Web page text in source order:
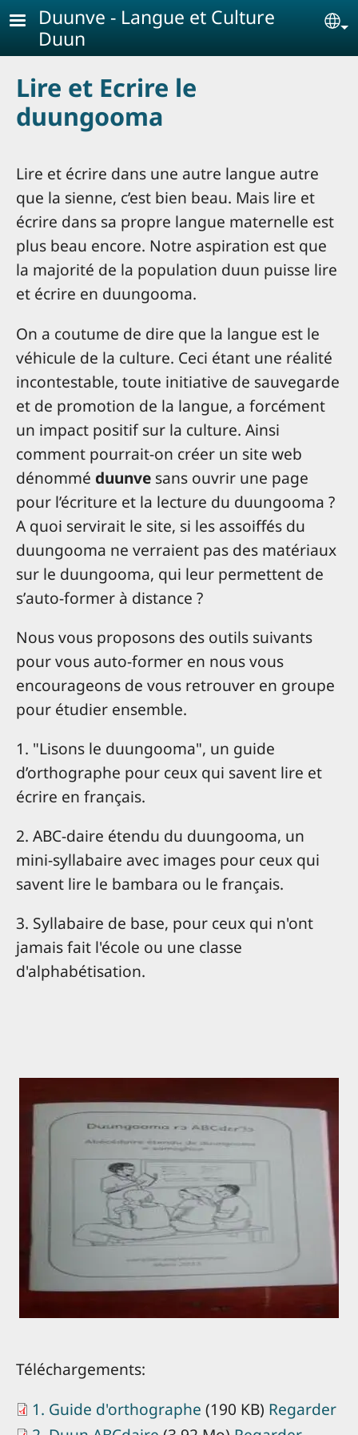
Aller au contenu principal
Duunve - Langue et Culture
Duun
Lire et Ecrire le
duungooma
Lire et écrire dans une autre langue autre
que la sienne, c’est bien beau. Mais lire et
écrire dans sa propre langue maternelle est
plus beau encore. Notre aspiration est que
la majorité de la population duun puisse lire
et écrire en duungooma.
On a coutume de dire que la langue est le
véhicule de la culture. Ceci étant une réalité
incontestable, toute initiative de sauvegarde
et de promotion de la langue, a forcément
un impact positif sur la culture. Ainsi
comment pourrait-on créer un site web
dénommé duunve sans ouvrir une page
pour l’écriture et la lecture du duungooma ?
A quoi servirait le site, si les assoiffés du
duungooma ne verraient pas des matériaux
sur le duungooma, qui leur permettent de
sʼauto-former à distance ?
Nous vous proposons des outils suivants
pour vous auto-former en nous vous
encourageons de vous retrouver en groupe
pour étudier ensemble.
1. "Lisons le duungooma", un guide
d’orthographe pour ceux qui savent lire et
écrire en français.
2. ABC-daire étendu du duungooma, un
mini-syllabaire avec images pour ceux qui
savent lire le bambara ou le français.
3. Syllabaire de base, pour ceux qui n'ont
jamais fait l'école ou une classe
d'alphabétisation.
Téléchargements:
1. Guide d'orthographe (190 KB) Regarder